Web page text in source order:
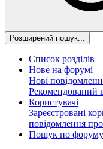
Розширений пошук...
Список розділів
Нове на форумі
Нові
Рекомендований
Користувачі
Зареєстровані
повідомлення
Пошук по форуму